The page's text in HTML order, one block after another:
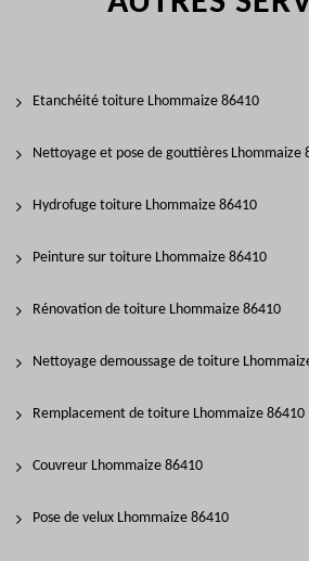
Etanchéité toiture Lhommaize 86410
Nettoyage et pose de gouttières Lhommaize
Hydrofuge toiture Lhommaize 86410
Peinture sur toiture Lhommaize 86410
Rénovation de toiture Lhommaize 86410
Nettoyage demoussage de toiture
Remplacement de toiture Lhommaize 86410
Couvreur Lhommaize 86410
Pose de velux Lhommaize 86410